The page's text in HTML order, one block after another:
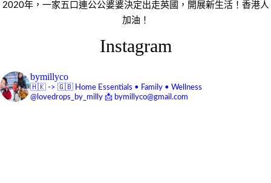
2020年，一家五口連公公婆婆決定出走英國，開展新生活！香港人
加油！
Instagram
bymillyco
🇭🇰 -> 🇬🇧 Home Essentials • Family • Wellness
@lovedrops_by_milly 📩 bymillyco@gmail.com